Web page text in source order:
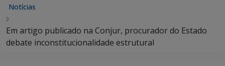
Notícias
Em artigo publicado na Conjur, procurador do Estado
debate inconstitucionalidade estrutural